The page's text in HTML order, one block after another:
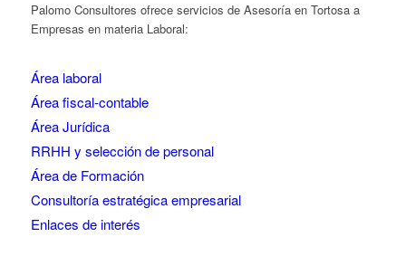
Palomo Consultores ofrece servicios de Asesoría en Tortosa a
Empresas en materia Laboral:
Área laboral
Área fiscal-contable
Área Jurídica
RRHH y selección de personal
Área de Formación
Consultoría estratégica empresarial
Enlaces de interés